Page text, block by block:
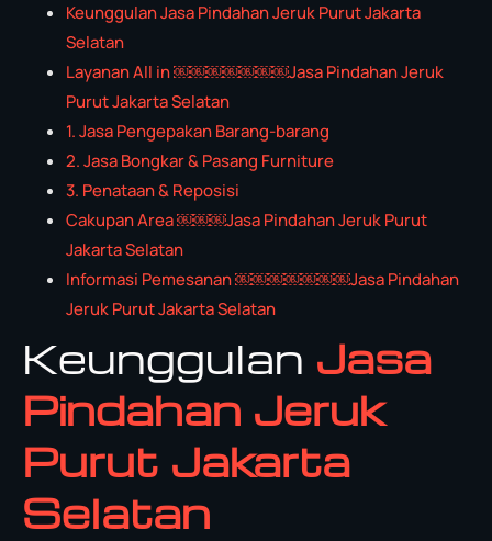
Keunggulan Jasa Pindahan Jeruk Purut Jakarta
Selatan
Layanan All in ￼￼￼￼￼￼￼Jasa Pindahan Jeruk
Purut Jakarta Selatan
1. Jasa Pengepakan Barang-barang
2. Jasa Bongkar & Pasang Furniture
3. Penataan & Reposisi
Cakupan Area ￼￼￼Jasa Pindahan Jeruk Purut
Jakarta Selatan
Informasi Pemesanan ￼￼￼￼￼￼￼Jasa Pindahan
Jeruk Purut Jakarta Selatan
Keunggulan Jasa
Pindahan Jeruk
Purut Jakarta
Selatan